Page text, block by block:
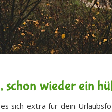
wieder ein
sich extra für dein